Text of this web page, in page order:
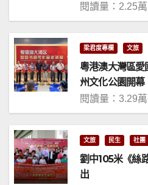
閱讀量：2.25
梁君度專欄 文旅
粵港澳大灣區
州文化公園開幕
閱讀量：3.29
文旅 民生 社團
劉中105米《絲
出